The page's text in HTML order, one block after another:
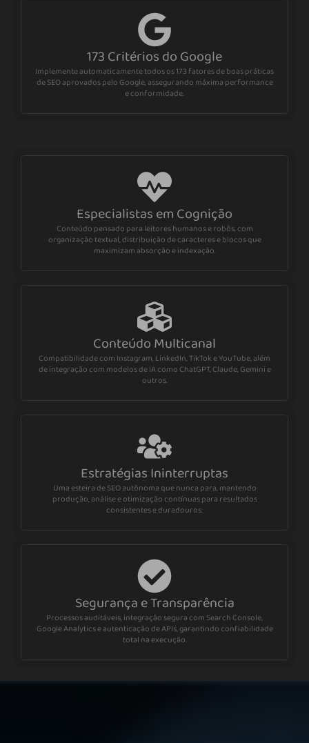
173 Critérios do Google
Implemente automaticamente todos os 173 fatores de boas práticas
de SEO aprovados pelo Google, assegurando máxima performance
e conformidade.
Especialistas em Cognição
Conteúdo pensado para leitores humanos e robôs, com
organização textual, distribuição de caracteres e blocos que
maximizam absorção e indexação.
Conteúdo Multicanal
Compatibilidade com Instagram, LinkedIn, TikTok e YouTube, além
de integração com modelos de IA como ChatGPT, Claude, Gemini e
outros.
Estratégias Ininterruptas
Uma esteira de SEO autônoma que nunca para, mantendo
produção, análise e otimização contínuas para resultados
consistentes e duradouros.
Segurança e Transparência
Processos auditáveis, integração segura com Search Console,
Google Analytics e autenticação de APIs, garantindo confiabilidade
total na execução.